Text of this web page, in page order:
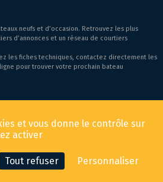
FAIRE UNE OFFRE
neufs et d’occasion. Retrouvez les plus
d’annonces et un réseau de courtiers
les fiches techniques, contactez directement les
pour trouver votre prochain bateau
et vous donne le contrôle sur
activer
Tout refuser Personnaliser